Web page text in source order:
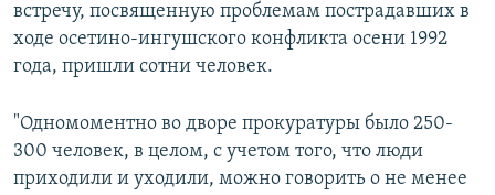
встречу, посвященную проблемам пострадавших в
ходе осетино-ингушского конфликта осени 1992
года, пришли сотни человек.
"Одномоментно во дворе прокуратуры было 250-
300 человек, в целом, с учетом того, что люди
приходили и уходили, можно говорить о не менее